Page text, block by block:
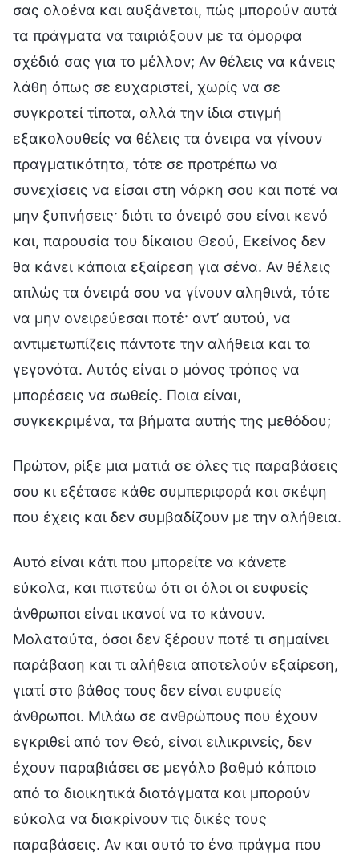
σας ολοένα και αυξάνεται, πώς μπορούν αυτά
τα πράγματα να ταιριάξουν με τα όμορφα
σχέδιά σας για το μέλλον; Αν θέλεις να κάνεις
λάθη όπως σε ευχαριστεί, χωρίς να σε
συγκρατεί τίποτα, αλλά την ίδια στιγμή
εξακολουθείς να θέλεις τα όνειρα να γίνουν
πραγματικότητα, τότε σε προτρέπω να
συνεχίσεις να είσαι στη νάρκη σου και ποτέ να
μην ξυπνήσεις· διότι το όνειρό σου είναι κενό
και, παρουσία του δίκαιου Θεού, Εκείνος δεν
θα κάνει κάποια εξαίρεση για σένα. Αν θέλεις
απλώς τα όνειρά σου να γίνουν αληθινά, τότε
να μην ονειρεύεσαι ποτέ· αντ’ αυτού, να
αντιμετωπίζεις πάντοτε την αλήθεια και τα
γεγονότα. Αυτός είναι ο μόνος τρόπος να
μπορέσεις να σωθείς. Ποια είναι,
συγκεκριμένα, τα βήματα αυτής της μεθόδου;
Πρώτον, ρίξε μια ματιά σε όλες τις παραβάσεις
σου κι εξέτασε κάθε συμπεριφορά και σκέψη
που έχεις και δεν συμβαδίζουν με την αλήθεια.
Αυτό είναι κάτι που μπορείτε να κάνετε
εύκολα, και πιστεύω ότι οι όλοι οι ευφυείς
άνθρωποι είναι ικανοί να το κάνουν.
Μολαταύτα, όσοι δεν ξέρουν ποτέ τι σημαίνει
παράβαση και τι αλήθεια αποτελούν εξαίρεση,
γιατί στο βάθος τους δεν είναι ευφυείς
άνθρωποι. Μιλάω σε ανθρώπους που έχουν
εγκριθεί από τον Θεό, είναι ειλικρινείς, δεν
έχουν παραβιάσει σε μεγάλο βαθμό κάποιο
από τα διοικητικά διατάγματα και μπορούν
εύκολα να διακρίνουν τις δικές τους
παραβάσεις. Αν και αυτό το ένα πράγμα που